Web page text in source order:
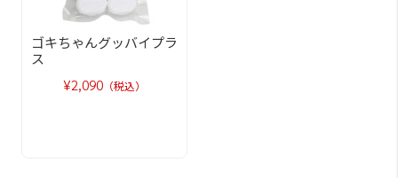
ゴキちゃんグッバイプラ
ス
¥2,090 （税込）